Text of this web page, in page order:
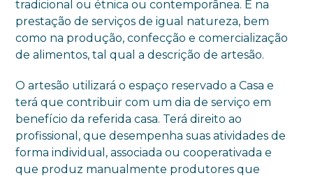
tradicional ou étnica ou contemporânea. E na
prestação de serviços de igual natureza, bem
como na produção, confecção e comercialização
de alimentos, tal qual a descrição de artesão.
O artesão utilizará o espaço reservado a Casa e
terá que contribuir com um dia de serviço em
benefício da referida casa. Terá direito ao
profissional, que desempenha suas atividades de
forma individual, associada ou cooperativada e
que produz manualmente produtores que